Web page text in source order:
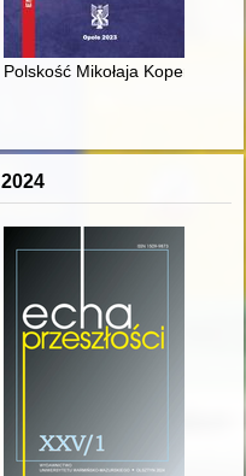
szlacheckich w XVI-
Polskość Mikołaja Kopernika z